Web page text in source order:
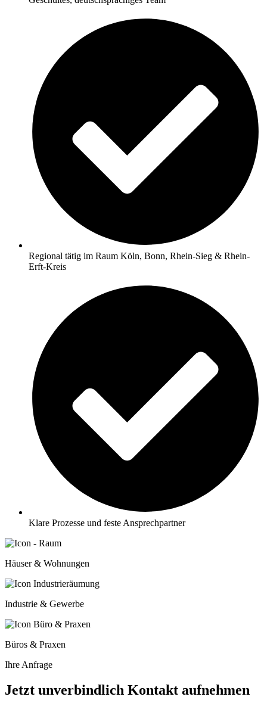
Regional tätig im Raum Köln, Bonn, Rhein-Sieg & Rhein-
Erft-Kreis
Klare Prozesse und feste Ansprechpartner
Häuser & Wohnungen
Industrie & Gewerbe
Büros & Praxen
Ihre Anfrage
Jetzt unverbindlich Kontakt aufnehmen